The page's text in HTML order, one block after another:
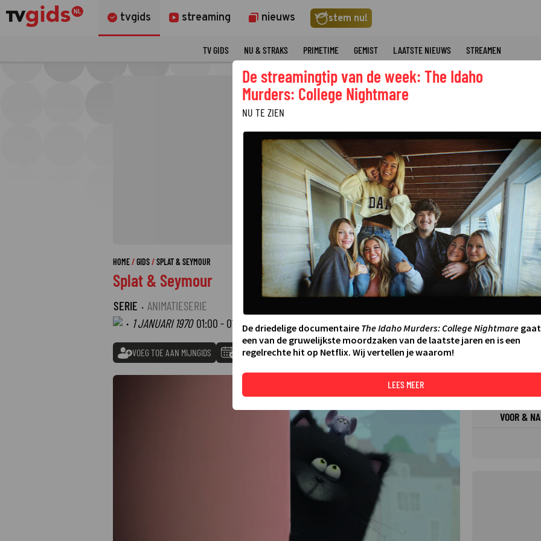
tvgids streaming nieuws stem nu!
TV GIDS NU & STRAKS PRIMETIME GEMIST LAATSTE NIEUWS STREAMEN
HOME GIDS SPLAT & SEYMOUR
Splat & Seymour
SERIE · ANIMATIESERIE
· 1 JANUARI 1970 01:00 - 01:00
VOEG TOE AAN MIJNGIDS TOEVOEGEN AAN AGENDA DELEN
FILMS
DE
VOOR &
De streamingtip van de week: The Idaho
Murders: College Nightmare
NU TE ZIEN
De driedelige documentaire The Idaho Murders: College Nightmaregaat
een van de gruwelijkste moordzaken van de laatste jaren en is een
regelrechte hit op Netflix. Wij vertellen je waarom!
LEES MEER